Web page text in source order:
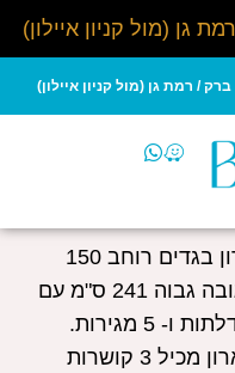
ארון בגדים רוחב 150
בגובה גבוה 241 ס"מ עם
הארון מכיל 3 קושרות